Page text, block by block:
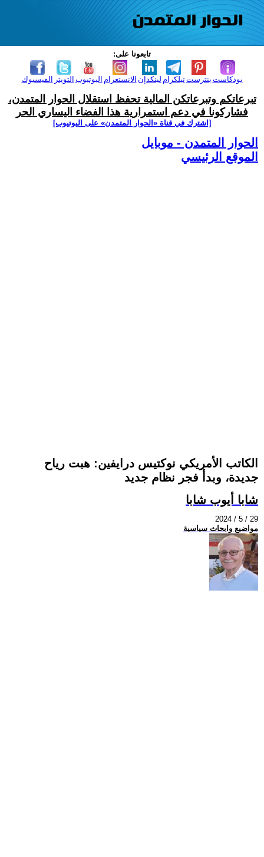
تابعونا على:
الفيسبوك التويتر اليوتيوب الانستغرام لينكدإن تيلكرامبنترست بودكاست
تبرعاتكم وتبرعاتكن المالية تحفظ استقلال الحوار المتمدن،
فشاركونا في دعم استمرارية هذا الفضاء اليساري الحر
[اشترك في قناة ‫«الحوار المتمدن» على اليوتيوب]
الحوار المتمدن - موبايل
الموقع الرئيسي
الكاتب الأمريكي نوكتيس درايفين: هبت رياح
جديدة، وبدأ فجر نظام جديد
شابا أيوب شابا
2024 / 5 / 29
مواضيع وابحاث سياسية